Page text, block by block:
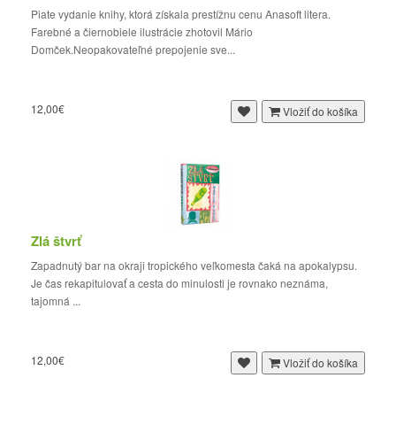
Piate vydanie knihy, ktorá získala prestížnu cenu Anasoft litera.
Farebné a čiernobiele ilustrácie zhotovil Mário
Domček.Neopakovateľné prepojenie sve...
12,00€ Vložiť do košíka
Zlá štvrť
Zapadnutý bar na okraji tropického veľkomesta čaká na apokalypsu.
Je čas rekapitulovať a cesta do minulosti je rovnako neznáma,
tajomná ...
12,00€ Vložiť do košíka